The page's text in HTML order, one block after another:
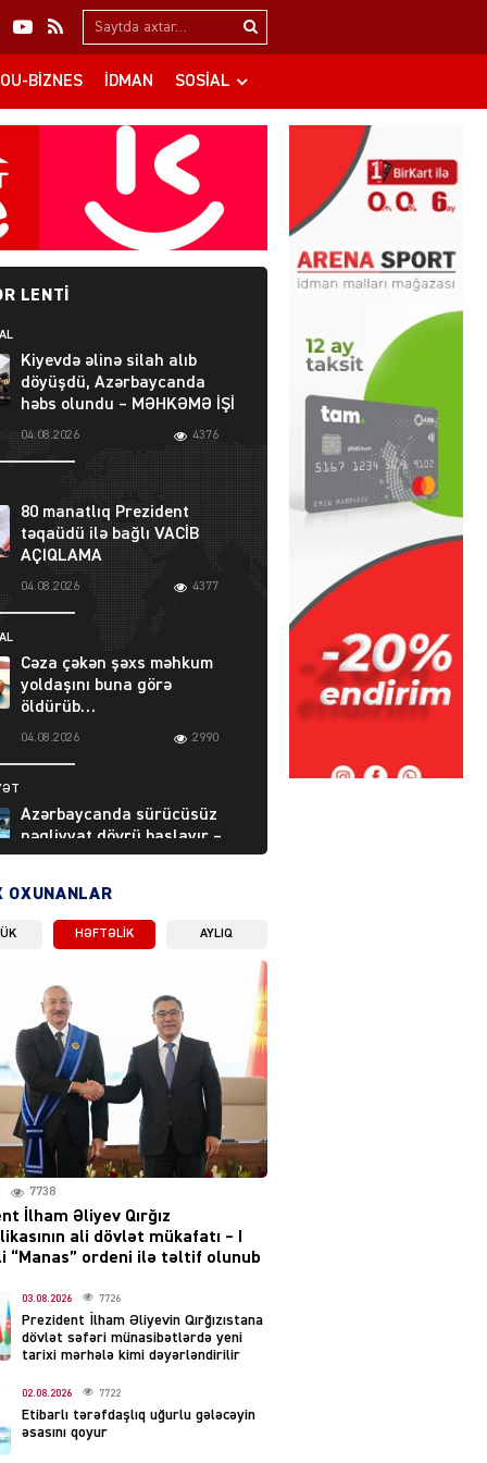
Search…
BIZNES İDMAN SOSIAL
LENTI
Kiyevdə əlinə silah alıb
döyüşdü, Azərbaycanda
həbs olundu – MƏHKƏMƏ İŞİ
04.08.2026 4376
80 manatlıq Prezident
təqaüdü ilə bağlı VACİB
AÇIQLAMA
04.08.2026 4377
Cəza çəkən şəxs məhkum
yoldaşını buna görə
öldürüb…
04.08.2026 2990
Azərbaycanda sürücüsüz
nəqliyyat dövrü başlayır –
BELƏ işləyəcək
04.08.2026
layihəsi ilə bağlı AÇIQLAMA
04.08.2026
Müharibə Rusiyanın belini
bükür
04.08.2026 3991
Ekranlardan uzaq qalan
məşhur aktrisanın yeni
çıxdı
04.08.2026 2153
Hüseyn Həsənov haqqında
həbs qərarı verildi –
Milyonluq əmlakı müsadirə
OXUNANLAR
HƏFTƏLIK AYLIQ
7738
İlham Əliyev Qırğız
ali dövlət mükafatı – I
“Manas” ordeni ilə təltif olunub
03.08.2026 7726
Prezident İlham Əliyevin Qırğızıstana
dövlət səfəri münasibətlərdə yeni
tarixi mərhələ kimi dəyərləndirilir
02.08.2026 7722
Etibarlı tərəfdaşlıq uğurlu gələcəyin
əsasını qoyur